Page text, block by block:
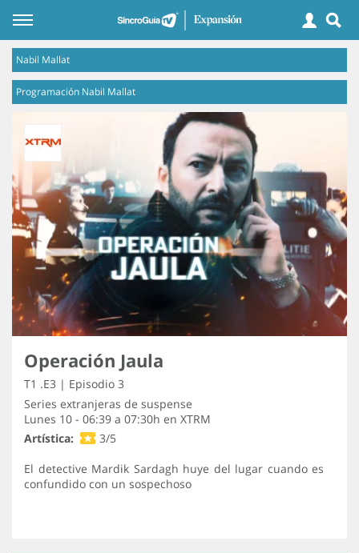
Nabil Mallat
Programación Nabil Mallat
Operación Jaula
T1 .E3 | Episodio 3
Series extranjeras de suspense
Lunes 10 - 06:39 a 07:30h en XTRM
Artística:
3/5
El detective Mardik Sardagh huye del lugar cuando es
confundido con un sospechoso